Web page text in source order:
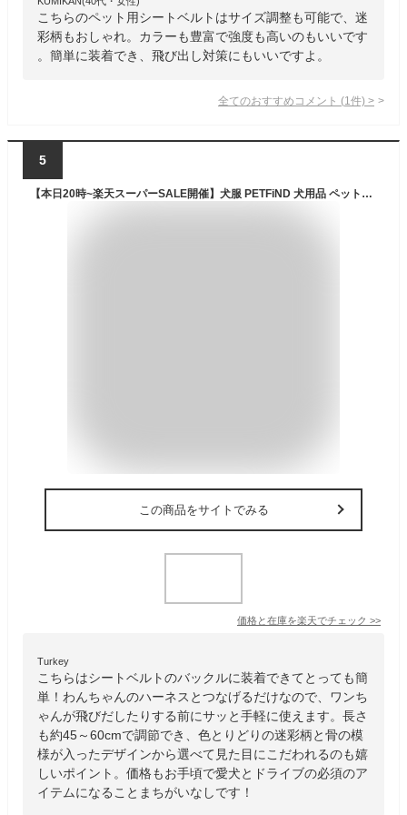
こちらのペット用シートベルトはサイズ調整も可能で、迷
彩柄もおしゃれ。カラーも豊富で強度も高いのもいいです
。簡単に装着でき、飛び出し対策にもいいですよ。
全てのおすすめコメント (1 件) >
5
【本日20時~楽天スーパーSALE開催】犬服 PETFiND 犬用品 ペット用 犬用 シートベルト 車用リード 安全ベルト シートベルト用リード 引っ張り飛び出し防止 ドライブ
この商品をサイトでみる
価格と在庫を楽天でチェック >>
Turkey
こちらはシートベルトのバックルに装着できてとっても簡
単！わんちゃんのハーネスとつなげるだけなので、ワンち
ゃんが飛びだしたりする前にサッと手軽に使えます。長さ
も約45～60cmで調節でき、色とりどりの迷彩柄と骨の模
様が入ったデザインから選べて見た目にこだわれるのも嬉
しいポイント。価格もお手頃で愛犬とドライブの必須のア
イテムになることまちがいなしです！